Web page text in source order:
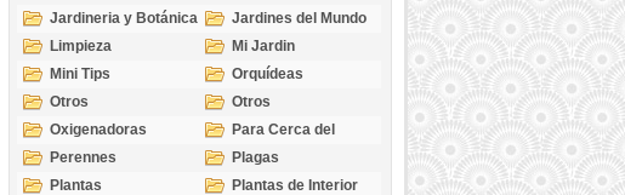
Jardineria y Botánica
Jardines del Mundo
Limpieza
Mi Jardin
Mini Tips
Orquídeas
Otros
Otros
Oxigenadoras
Para Cerca del
Estanque
Perennes
Plagas
Plantas
Plantas de Interior